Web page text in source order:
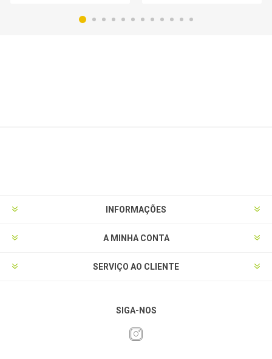
INFORMAÇÕES
A MINHA CONTA
SERVIÇO AO CLIENTE
SIGA-NOS